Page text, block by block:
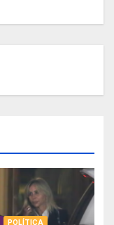
POLÍTICA